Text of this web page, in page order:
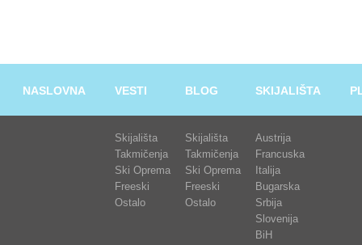
NASLOVNA VESTI
Skijališta
Takmičenja
Ski Oprema
Freeski
Ostalo
BLOG
Skijališta
Takmičenja
Ski Oprema
Freeski
Ostalo
SKIJALIŠTA
Austrija
Francuska
Italija
Bugarska
Srbija
Slovenija
BiH